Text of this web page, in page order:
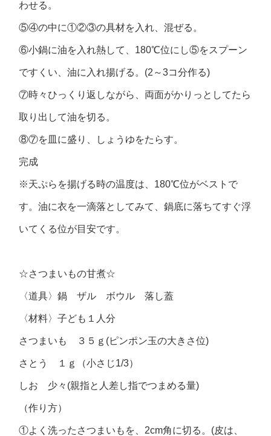
わせる。
⑤④の中に①②③の具材を入れ、混ぜる。
⑥小鍋に油を入れ熱して、180℃位にし⑤をスプーン
ですくい、油に入れ揚げる。(2～3コ分作る)
⑦時々ひっくり返しながら、両面がかりっとしてたら
取り出して油を切る。
⑧⑦を皿に盛り、しょうゆをたらす。
完成
※天ぷらを揚げる時の温度は、180℃位がベストで
す。油に衣を一滴落としてみて、鍋底に落ちてすぐ浮
いてくる位が目安です。
☆さつまいもの甘煮☆
〈道具〉鍋 ザル ボウル 落し蓋
〈材料〉子ども１人分
さつまいも ３５ｇ(ピンポン玉の大きさ位)
さとう １ｇ（小さじ1/3）
しお 少々(親指と人差し指でつまめる量)
（作り方）
①よく洗ったさつまいもを、2cm角に切る。(皮は、